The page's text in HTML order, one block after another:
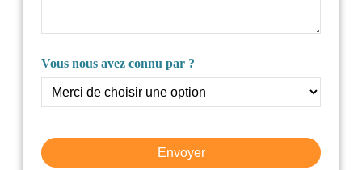
Vous nous avez connu par ?
Envoyer